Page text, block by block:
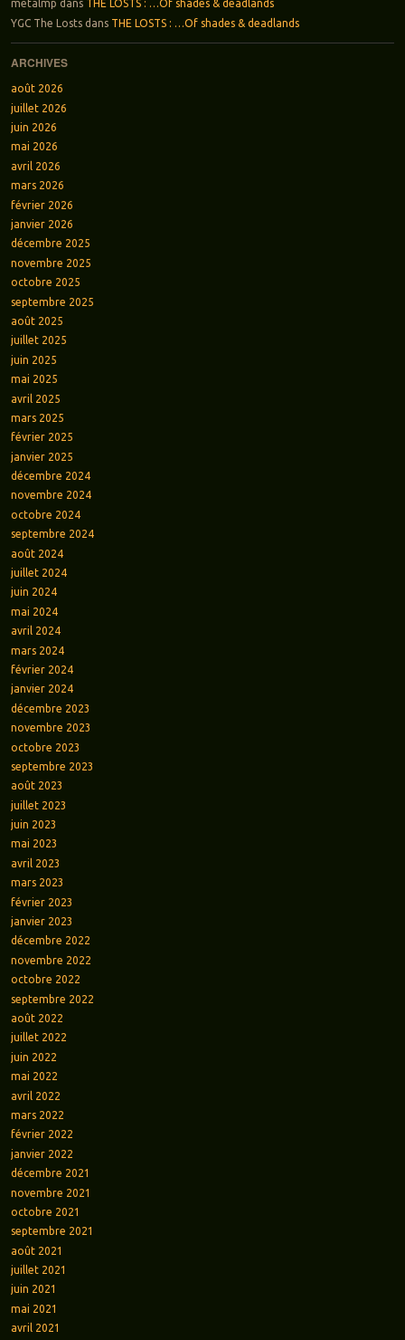
metalmp dans
THE LOSTS : …Of shades & deadlands
YGC The Lostsdans THE LOSTS : …Of shades & deadlands
ARCHIVES
août 2026
juillet 2026
juin 2026
mai 2026
avril 2026
mars 2026
février 2026
janvier 2026
décembre 2025
novembre 2025
octobre 2025
septembre 2025
août 2025
juillet 2025
juin 2025
mai 2025
avril 2025
mars 2025
février 2025
janvier 2025
décembre 2024
novembre 2024
octobre 2024
septembre 2024
août 2024
juillet 2024
juin 2024
mai 2024
avril 2024
mars 2024
février 2024
janvier 2024
décembre 2023
novembre 2023
octobre 2023
septembre 2023
août 2023
juillet 2023
juin 2023
mai 2023
avril 2023
mars 2023
février 2023
janvier 2023
décembre 2022
novembre 2022
octobre 2022
septembre 2022
août 2022
juillet 2022
juin 2022
mai 2022
avril 2022
mars 2022
février 2022
janvier 2022
décembre 2021
novembre 2021
octobre 2021
septembre 2021
août 2021
juillet 2021
juin 2021
mai 2021
avril 2021